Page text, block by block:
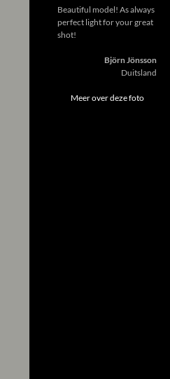
Beautiful model! As always
perfect light for your great
shot!
Björn Jönsson
Duitsland
Meer over deze foto